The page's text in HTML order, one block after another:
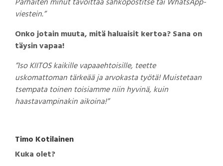
viestein.”
Onko jotain muuta, mitä haluaisit kertoa? Sana on
täysin vapaa!
”Iso KIITOS kaikille vapaaehtoisille, teette
uskomattoman tärkeää ja arvokasta työtä! Muistetaan
tsempata toinen toisiamme niin hyvinä, kuin
haastavampinakin aikoina!”
Timo Kotilainen
Kuka olet?